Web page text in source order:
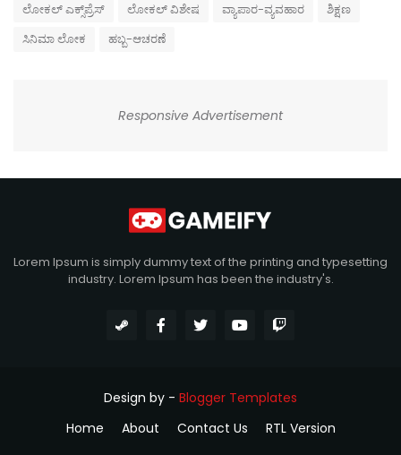
ಲೋಕಲ್ ಎಕ್ಸ್‌ಪ್ರೆಸ್
ಲೋಕಲ್ ವಿಶೇಷ ವ್ಯಾಪಾರ-ವ್ಯವಹಾರ
ಶಿಕ್ಷಣ
ಸಿನಿಮಾ ಲೋಕ
ಹಬ್ಬ-ಆಚರಣೆ
Responsive Advertisement
Lorem Ipsum is simply dummy text of the printing and typesetting
industry. Lorem Ipsum has been the industry's.
Design by - Blogger Templates
Home
About Contact Us RTL Version